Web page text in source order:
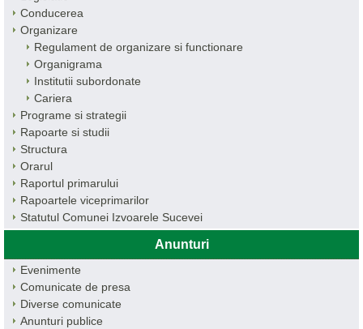
Conducerea
Organizare
Regulament de organizare si functionare
Organigrama
Institutii subordonate
Cariera
Programe si strategii
Rapoarte si studii
Structura
Orarul
Raportul primarului
Rapoartele viceprimarilor
Statutul Comunei Izvoarele Sucevei
Anunturi
Evenimente
Comunicate de presa
Diverse comunicate
Anunturi publice